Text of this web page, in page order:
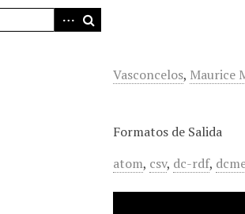
Vasconcelos, Maurice
Formatos de Salida
atom, csv, dc-rdf,